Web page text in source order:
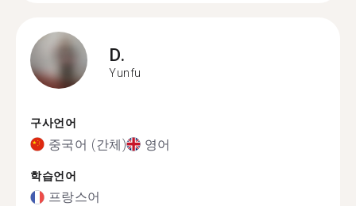
D.
Yunfu
구사언어
중국어 (간체) 영어
학습언어
프랑스어